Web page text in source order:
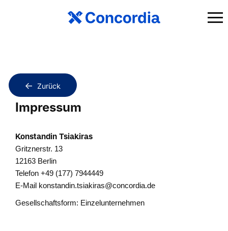
Zurück
Impressum
Konstandin Tsiakiras
Gritznerstr. 13
12163 Berlin
Telefon +49 (177) 7944449
E-Mail konstandin.tsiakiras@concordia.de
Gesellschaftsform: Einzelunternehmen